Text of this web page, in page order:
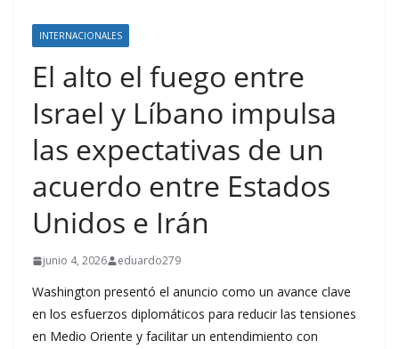
INTERNACIONALES
El alto el fuego entre
Israel y Líbano impulsa
las expectativas de un
acuerdo entre Estados
Unidos e Irán
junio 4, 2026 eduardo279
Washington presentó el anuncio como un avance clave
en los esfuerzos diplomáticos para reducir las tensiones
en Medio Oriente y facilitar un entendimiento con